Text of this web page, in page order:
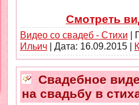
Смотреть
Видео со свадеб - Стихи |
Ильич | Дата: 16.09.2015 |
Свадебное
на свадьбу в